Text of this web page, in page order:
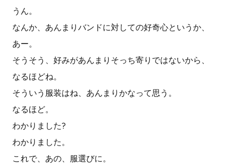
うん。
なんか、あんまりバンドに対しての好奇心というか、
あー。
そうそう、好みがあんまりそっち寄りではないから、
なるほどね。
そういう服装はね、あんまりかなって思う。
なるほど。
わかりました?
わかりました。
これで、あの、服選びに。